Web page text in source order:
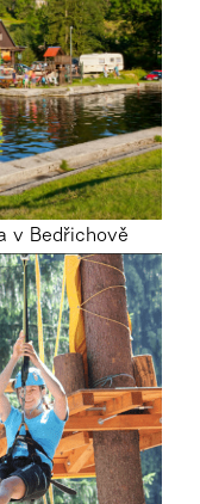
v Bedřichově